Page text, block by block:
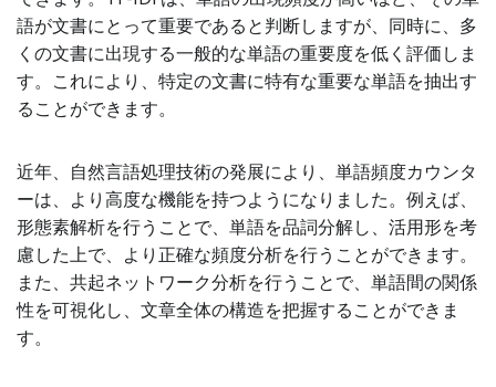
語が文書にとって重要であると判断しますが、同時に、多
くの文書に出現する一般的な単語の重要度を低く評価しま
す。これにより、特定の文書に特有な重要な単語を抽出す
ることができます。
近年、自然言語処理技術の発展により、単語頻度カウンタ
ーは、より高度な機能を持つようになりました。例えば、
形態素解析を行うことで、単語を品詞分解し、活用形を考
慮した上で、より正確な頻度分析を行うことができます。
また、共起ネットワーク分析を行うことで、単語間の関係
性を可視化し、文章全体の構造を把握することができま
す。